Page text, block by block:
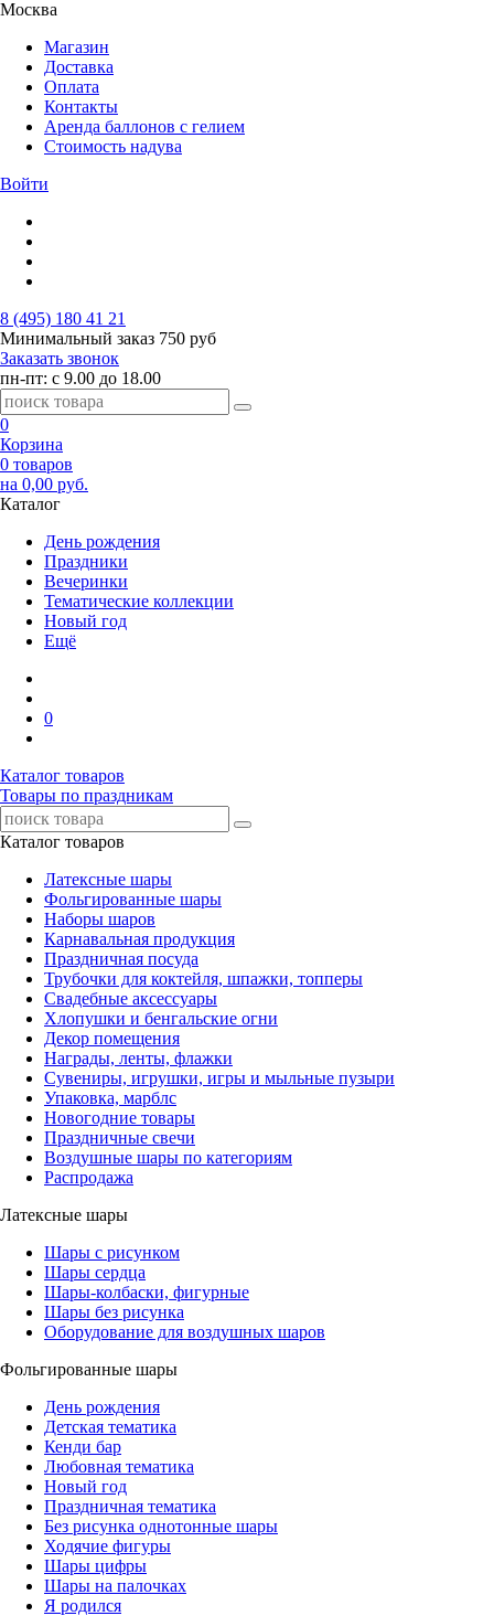
Москва
Магазин
Доставка
Оплата
Контакты
Аренда баллонов с гелием
Стоимость надува
Войти
8 (495) 180 41 21
Минимальный заказ 750 руб
Заказать звонок
пн-пт: с 9.00 до 18.00
0
Корзина
0 товаров
на 0,00 руб.
Каталог
День рождения
Праздники
Вечеринки
Тематические коллекции
Новый год
Ещё
0
Каталог товаров
Товары по праздникам
Каталог товаров
Латексные шары
Фольгированные шары
Наборы шаров
Карнавальная продукция
Праздничная посуда
Трубочки для коктейля, шпажки, топперы
Свадебные аксессуары
Хлопушки и бенгальские огни
Декор помещения
Награды, ленты, флажки
Сувениры, игрушки, игры и мыльные пузыри
Упаковка, марблс
Новогодние товары
Праздничные свечи
Воздушные шары по категориям
Распродажа
Латексные шары
Шары с рисунком
Шары сердца
Шары-колбаски, фигурные
Шары без рисунка
Оборудование для воздушных шаров
Фольгированные шары
День рождения
Детская тематика
Кенди бар
Любовная тематика
Новый год
Праздничная тематика
Без рисунка однотонные шары
Ходячие фигуры
Шары цифры
Шары на палочках
Я родился